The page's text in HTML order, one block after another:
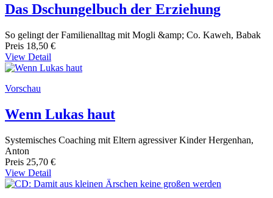
Das Dschungelbuch der Erziehung
So gelingt der Familienalltag mit Mogli &amp; Co. Kaweh, Babak
Preis 18,50 €
View Detail
Vorschau
Wenn Lukas haut
Systemisches Coaching mit Eltern agressiver Kinder Hergenhan,
Anton
Preis 25,70 €
View Detail